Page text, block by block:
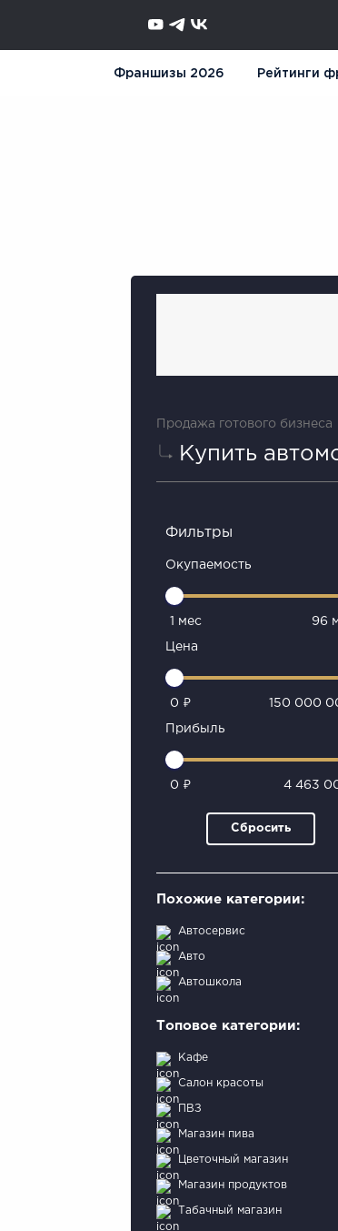
Франшизы 2026 Рейтинги
Продажа готового бизнеса
Купить
Фильтры
Окупаемость
1 мес 96
Цена
0 ₽ 150 000
Прибыль
0 ₽ 4 463
Сбросить
Похожие категории:
Автосервис
Авто
Автошкола
Топовое категории:
Кафе
Салон красоты
ПВЗ
Магазин пива
Цветочный магазин
Магазин продуктов
Табачный магазин